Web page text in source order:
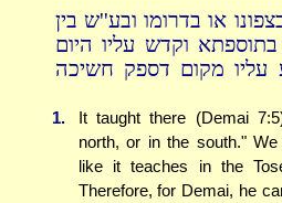
או בדרומו ובע''ש בין
וקדש עליו היום
עליו מקום דספק חשיכה
1.
It taught there (Demai
north, or in the south."
like it teaches in the
Therefore, for Demai, he